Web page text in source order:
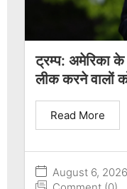
ट्रम्प: अमेरिका के
लीक करने वालों
August 6, 2026
Read More